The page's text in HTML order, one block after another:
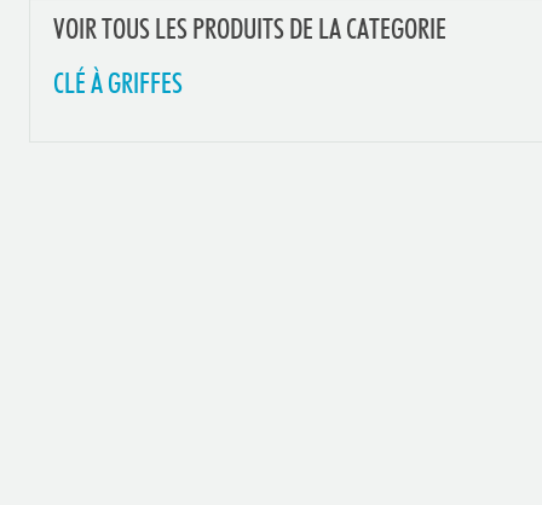
VOIR TOUS LES PRODUITS DE LA CATEGORIE
CLÉ À GRIFFES